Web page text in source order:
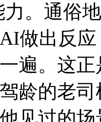
力。通俗
做出反
遍。这
的老司
见过的